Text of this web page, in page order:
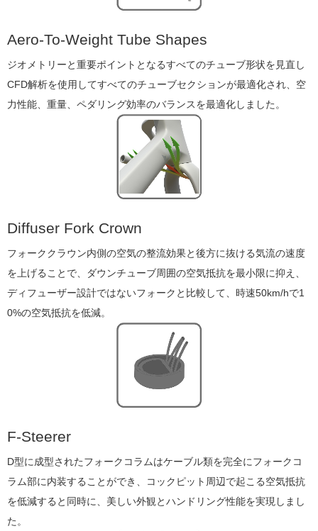
Aero-To-Weight Tube Shapes
ジオメトリーと重要ポイントとなるすべてのチューブ形状を見直し
CFD解析を使用してすべてのチューブセクションが最適化され、空
力性能、重量、ペダリング効率のバランスを最適化しました。
Diffuser Fork Crown
フォーククラウン内側の空気の整流効果と後方に抜ける気流の速度
を上げることで、ダウンチューブ周囲の空気抵抗を最小限に抑え、
ディフューザー設計ではないフォークと比較して、時速50km/hで1
0%の空気抵抗を低減。
F-Steerer
D型に成型されたフォークコラムはケーブル類を完全にフォークコ
ラム部に内装することができ、コックピット周辺で起こる空気抵抗
を低減すると同時に、美しい外観とハンドリング性能を実現しまし
た。